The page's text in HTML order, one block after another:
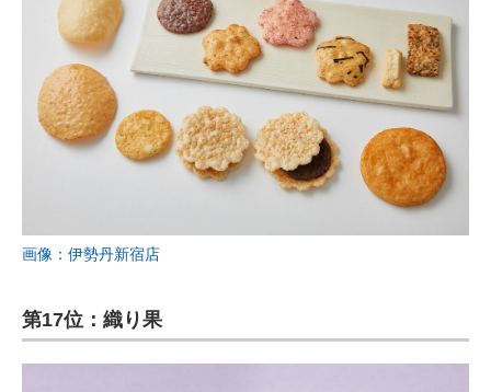
画像：伊勢丹新宿店
第17位：織り果